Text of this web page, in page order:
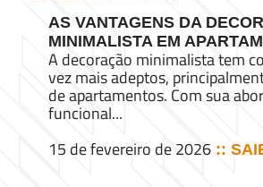
AS VANTAGENS DA
MINIMALISTA EM
A decoração minimalista tem
vez mais adeptos,
de apartamentos. Com sua
funcional...
15 de fevereiro de 2026 ::